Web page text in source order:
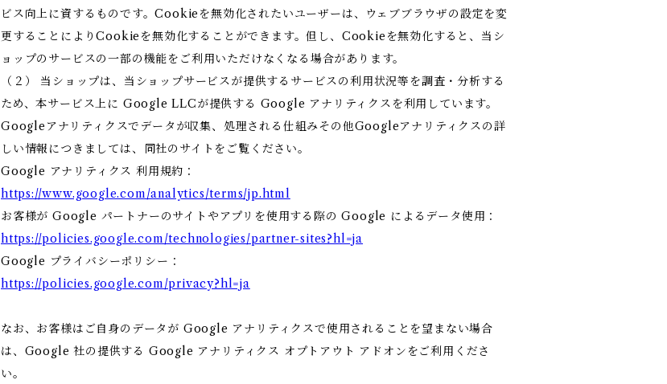
ビス向上に資するものです。Cookieを無効化されたいユーザーは、ウェブブラウザの設定を変
更することによりCookieを無効化することができます。但し、Cookieを無効化すると、当シ
ョップのサービスの一部の機能をご利用いただけなくなる場合があります。
（２） 当ショップは、当ショップサービスが提供するサービスの利用状況等を調査・分析する
ため、本サービス上に Google LLCが提供する Google アナリティクスを利用しています。
Googleアナリティクスでデータが収集、処理される仕組みその他Googleアナリティクスの詳
しい情報につきましては、同社のサイトをご覧ください。
Google アナリティクス 利用規約：
https://www.google.com/analytics/terms/jp.html
お客様が Google パートナーのサイトやアプリを使用する際の Google によるデータ使用：
https://policies.google.com/technologies/partner-sites?hl=ja
Google プライバシーポリシー：
https://policies.google.com/privacy?hl=ja
なお、お客様はご自身のデータが Google アナリティクスで使用されることを望まない場合
は、Google 社の提供する Google アナリティクス オプトアウト アドオンをご利用くださ
い。